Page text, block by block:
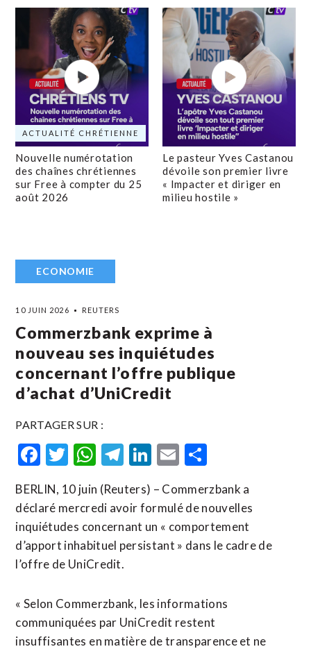
ACTUALITÉ CHRÉTIENNE
Nouvelle numérotation
des chaînes chrétiennes
sur Free à compter du 25
août 2026
Le pasteur Yves Castanou
dévoile son premier livre
« Impacter et diriger en
milieu hostile »
ECONOMIE
10 JUIN 2026 REUTERS
Commerzbank exprime à
nouveau ses inquiétudes
concernant l’offre publique
d’achat d’UniCredit
PARTAGER SUR :
Facebook
Twitter
WhatsApp
Telegram
LinkedIn
Email
BERLIN, 10 juin (Reuters) – Commerzbank a
déclaré mercredi avoir ​formulé de ‌nouvelles ​
inquiétudes ⁠concernant un « comportement
d’apport ‌inhabituel ‌persistant » dans le cadre de
l’offre ​de UniCredit.
« Selon Commerzbank, les informations
communiquées par UniCredit restent
insuffisantes ⁠en matière ⁠de transparence et ne